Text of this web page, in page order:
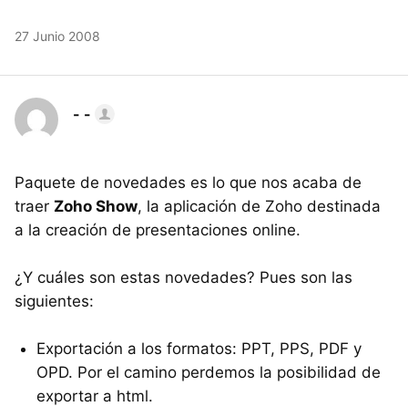
27 Junio 2008
- -
Paquete de novedades es lo que nos acaba de
traer Zoho Show, la aplicación de Zoho destinada
a la creación de presentaciones online.
¿Y cuáles son estas novedades? Pues son las
siguientes:
Exportación a los formatos: PPT, PPS, PDF y
OPD. Por el camino perdemos la posibilidad de
exportar a html.